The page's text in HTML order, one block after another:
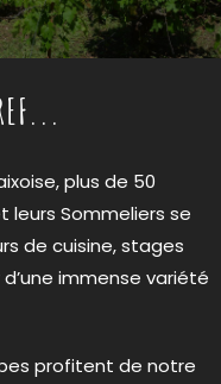
plus de 50
leurs Sommeliers se
de cuisine, stages
immense variété
profitent de notre